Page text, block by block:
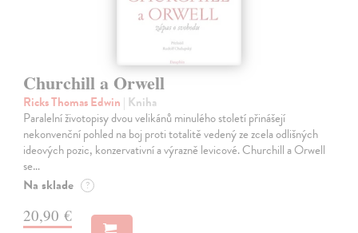
Churchill a Orwell
Ricks Thomas Edwin | Kniha
Paralelní životopisy dvou velikánů minulého století přinášejí
nekonvenční pohled na boj proti totalitě vedený ze zcela odlišných
ideových pozic, konzervativní a výrazně levicové. Churchill a Orwell
se…
Na sklade ?
20,90 €